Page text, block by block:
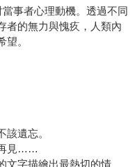
遺忘，有些回憶必須永
的過去，歷史尚未翻
事者心理動機。透過不同
者的無力與愧疚，人類內
。
遺忘。
再見……
文字描繪出最熱切的情